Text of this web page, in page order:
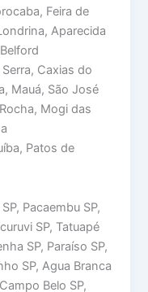
Feira de
Aparecida
Caxias do
Mauá, São José
Mogi das
Patos de
Pacaembu SP,
SP, Tatuapé
SP, Paraíso SP,
SP, Agua Branca
Belo SP,